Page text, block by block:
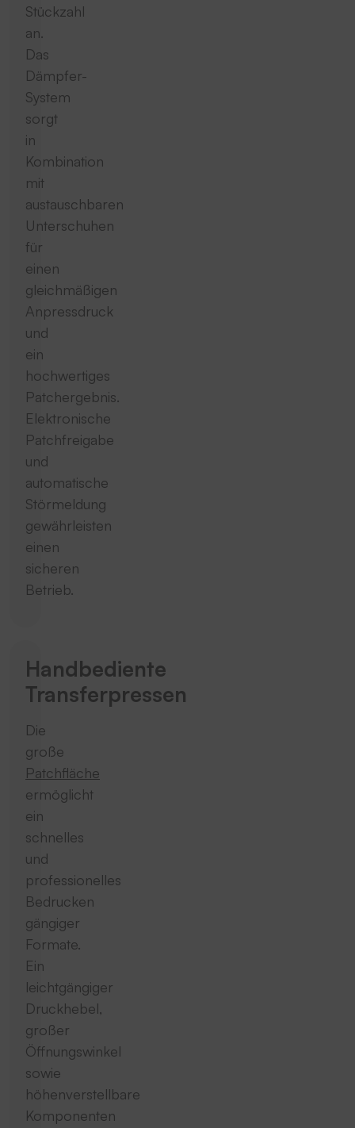
Stückzahl
an.
Das
Dämpfer-
System
sorgt
in
Kombination
mit
austauschbaren
Unterschuhen
für
einen
gleichmäßigen
Anpressdruck
und
ein
hochwertiges
Patchergebnis.
Elektronische
Patchfreigabe
und
automatische
Störmeldung
gewährleisten
einen
sicheren
Betrieb.
Handbediente
Transferpressen
Die
große
Patchfläche
ermöglicht
ein
schnelles
und
professionelles
Bedrucken
gängiger
Formate.
Ein
leichtgängiger
Druckhebel,
großer
Öffnungswinkel
sowie
höhenverstellbare
Komponenten